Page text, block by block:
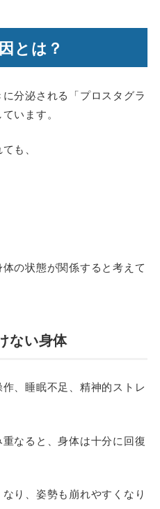
とは？
分泌される「プロスタグラ
います。
も、
の状態が関係すると考えて
ない身体
、睡眠不足、精神的ストレ
なると、身体は十分に回復
り、姿勢も崩れやすくなり